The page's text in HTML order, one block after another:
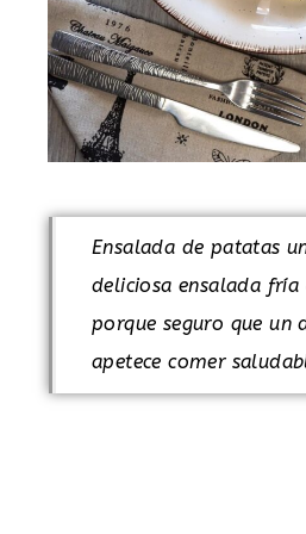
Ensalada de patatas
deliciosa ensalada fría
porque seguro que un
apetece comer